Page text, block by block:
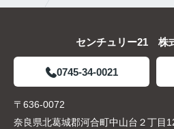
センチュリー21 株
0745-34-0021
〒636-0072
奈良県北葛城郡河合町中山台２丁目